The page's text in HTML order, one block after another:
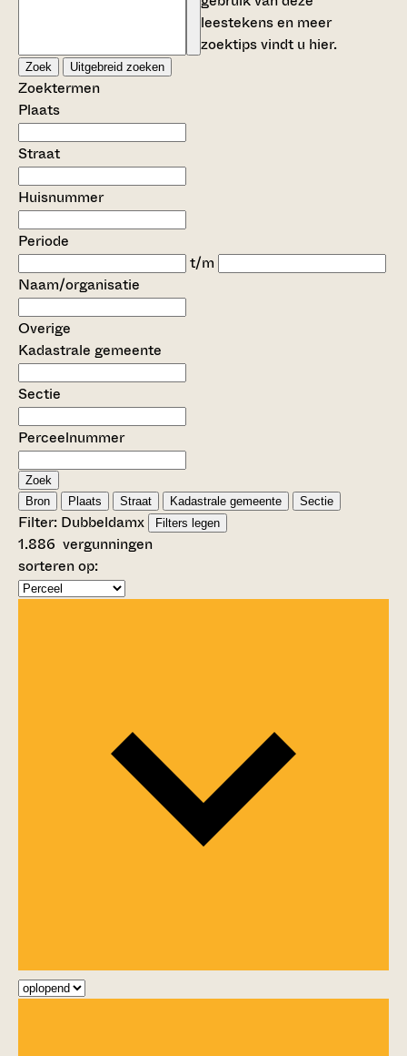
leestekens en meer
zoektips vindt u hier.
Zoek Uitgebreid zoeken
Zoektermen
Plaats
Straat
Huisnummer
Periode
t/m
Naam/organisatie
Overige
Kadastrale gemeente
Sectie
Perceelnummer
Zoek
Bron
Plaats Straat Kadastrale gemeente Sectie
Filter: Dubbeldamx Filters legen
1.886 vergunningen
sorteren op: